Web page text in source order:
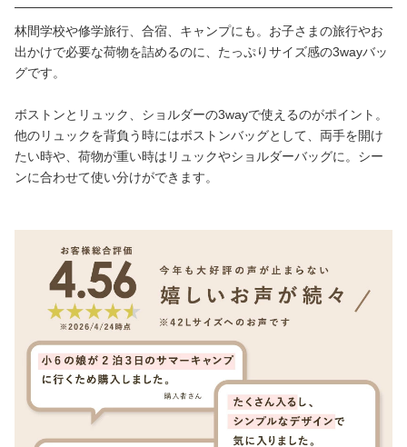
林間学校や修学旅行、合宿、キャンプにも。お子さまの旅行やお
出かけで必要な荷物を詰めるのに、たっぷりサイズ感の3wayバッ
グです。
ボストンとリュック、ショルダーの3wayで使えるのがポイント。
他のリュックを背負う時にはボストンバッグとして、両手を開け
たい時や、荷物が重い時はリュックやショルダーバッグに。シー
ンに合わせて使い分けができます。